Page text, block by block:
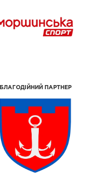
БЛАГОДІЙНИЙ ПАРТНЕР